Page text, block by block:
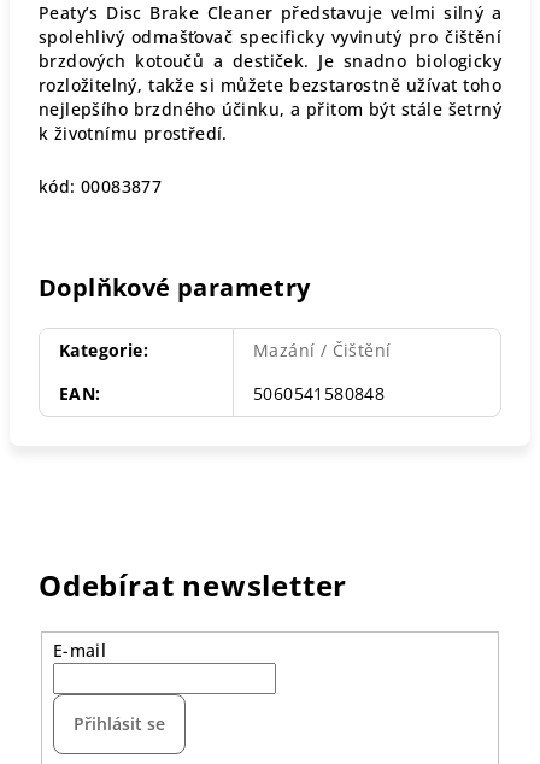
Peaty’s Disc Brake Cleaner představuje velmi silný a
spolehlivý odmašťovač specificky vyvinutý pro čištění
brzdových kotoučů a destiček. Je snadno biologicky
rozložitelný, takže si můžete bezstarostně užívat toho
nejlepšího brzdného účinku, a přitom být stále šetrný
k životnímu prostředí.
kód: 00083877
Doplňkové parametry
Kategorie:
Mazání / Čištění
EAN: 5060541580848
Odebírat newsletter
E-mail
Přihlásit se